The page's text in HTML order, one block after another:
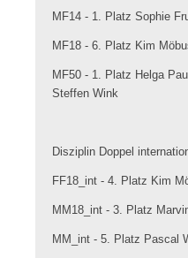
MF14 - 1. Platz Sophie
MF18 - 6. Platz Kim
MF50 - 1. Platz Helga
Steffen Wink
Disziplin Doppel
FF18_int - 4. Platz Kim
MM18_int - 3. Platz
MM_int - 5. Platz Pascal